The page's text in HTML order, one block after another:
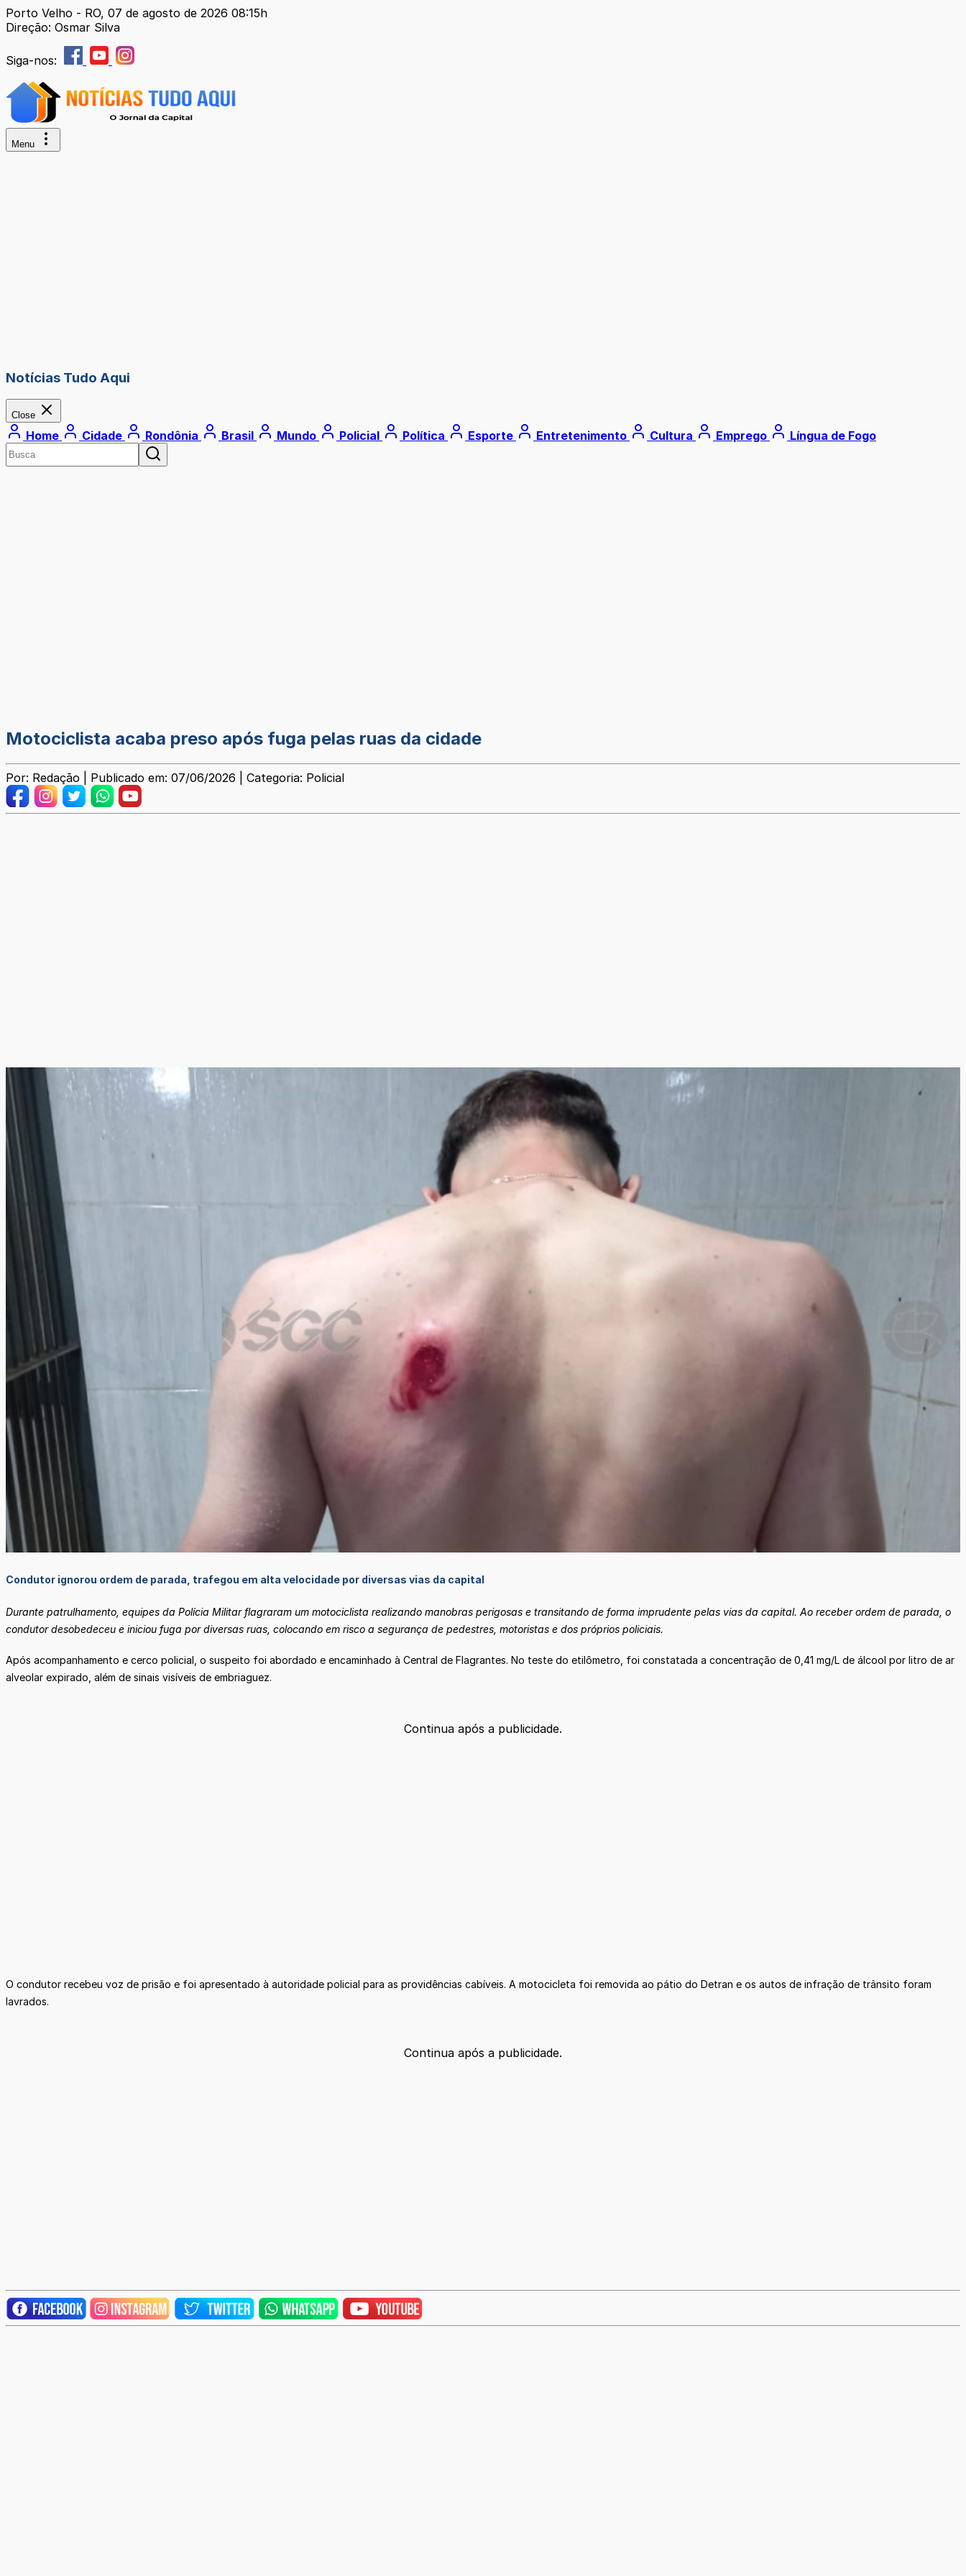
Porto Velho - RO, 07 de agosto de 2026 08:15h
Direção: Osmar Silva
Siga-nos:
Menu
Notícias Tudo Aqui
Close
Home Cidade Rondônia Brasil Mundo Policial Política Esporte Entretenimento Cultura Emprego Língua de Fogo
Motociclista acaba preso após fuga pelas ruas da cidade
Por: Redação | Publicado em: 07/06/2026 | Categoria: Policial
Condutor ignorou ordem de parada, trafegou em alta velocidade por diversas vias da capital
Durante patrulhamento, equipes da Polícia Militar flagraram um motociclista realizando manobras perigosas e transitando de forma imprudente pelas vias da capital. Ao receber ordem de parada, o
condutor desobedeceu e iniciou fuga por diversas ruas, colocando em risco a segurança de pedestres, motoristas e dos próprios policiais.
Após acompanhamento e cerco policial, o suspeito foi abordado e encaminhado à Central de Flagrantes. No teste do etilômetro, foi constatada a concentração de 0,41 mg/L de álcool por litro de ar
alveolar expirado, além de sinais visíveis de embriaguez.
Continua após a publicidade.
O condutor recebeu voz de prisão e foi apresentado à autoridade policial para as providências cabíveis. A motocicleta foi removida ao pátio do Detran e os autos de infração de trânsito foram
lavrados.
Continua após a publicidade.